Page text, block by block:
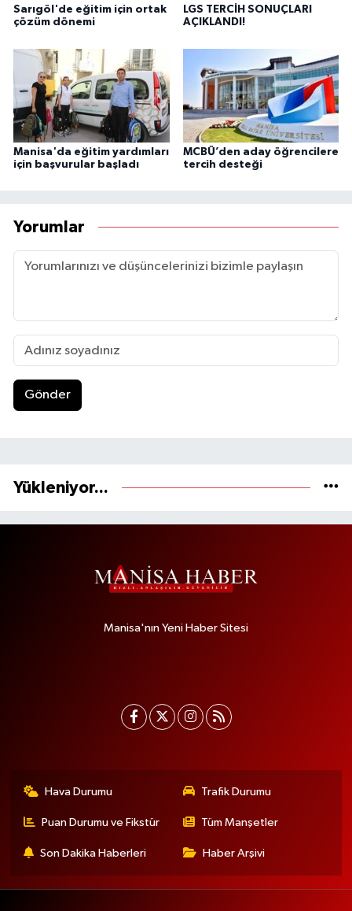
Sarıgöl'de eğitim için ortak
çözüm dönemi
LGS TERCİH SONUÇLARI
AÇIKLANDI!
Manisa'da eğitim yardımları
için başvurular başladı
MCBÜ’den aday öğrencilere
tercih desteği
Yorumlar
Gönder
Yükleniyor...
Manisa'nın Yeni Haber Sitesi
Hava Durumu Trafik Durumu
Puan Durumu ve Fikstür Tüm Manşetler
Son Dakika Haberleri Haber Arşivi